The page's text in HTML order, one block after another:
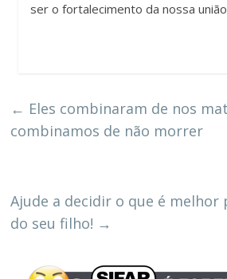
ser o fortalecimento da nossa
← Eles combinaram de nos
combinamos de não morrer
Ajude a decidir o que é melhor
do seu filho! →